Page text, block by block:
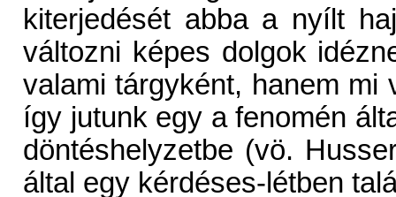
kiterjedését abba a nyílt
változni képes dolgok
valami tárgyként, hanem mi
így jutunk egy a fenomén
döntéshelyzetbe (vö.
által egy kérdéses-létben